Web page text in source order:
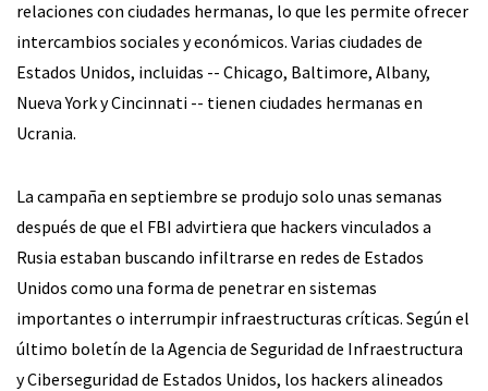
relaciones con ciudades hermanas, lo que les permite ofrecer
intercambios sociales y económicos. Varias ciudades de
Estados Unidos, incluidas -- Chicago, Baltimore, Albany,
Nueva York y Cincinnati -- tienen ciudades hermanas en
Ucrania.
La campaña en septiembre se produjo solo unas semanas
después de que el FBI advirtiera que hackers vinculados a
Rusia estaban buscando infiltrarse en redes de Estados
Unidos como una forma de penetrar en sistemas
importantes o interrumpir infraestructuras críticas. Según el
último boletín de la Agencia de Seguridad de Infraestructura
y Ciberseguridad de Estados Unidos, los hackers alineados